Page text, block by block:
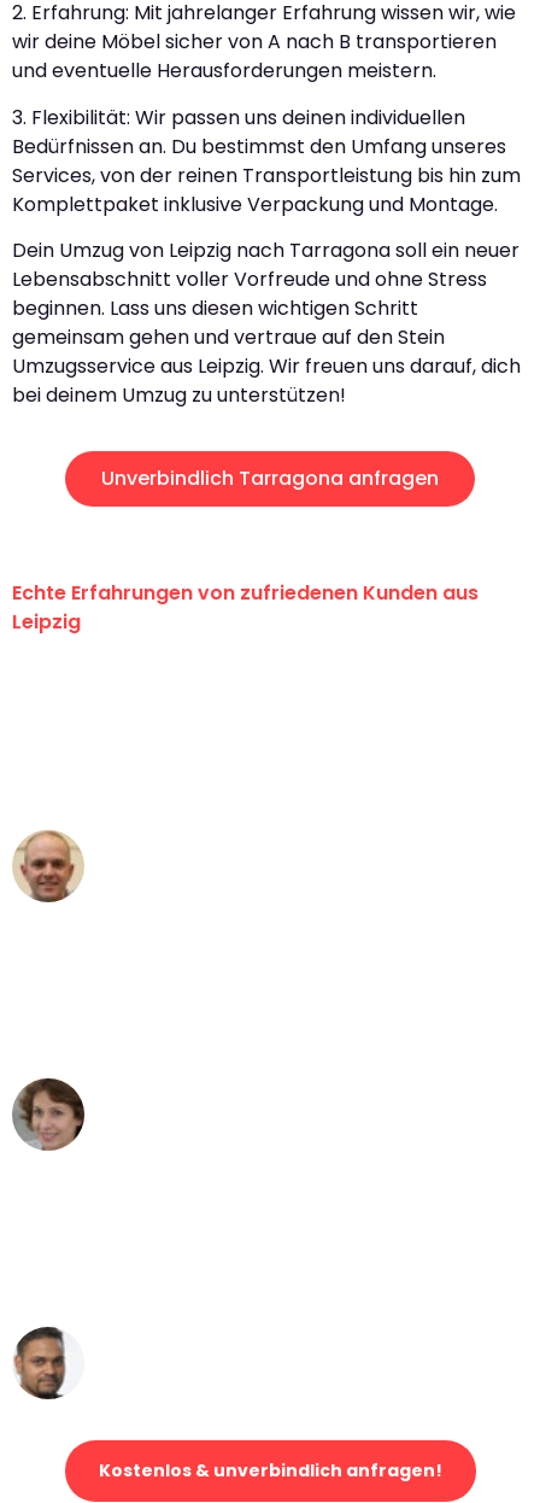
2. Erfahrung: Mit jahrelanger Erfahrung wissen wir, wie
wir deine Möbel sicher von A nach B transportieren
und eventuelle Herausforderungen meistern.
3. Flexibilität: Wir passen uns deinen individuellen
Bedürfnissen an. Du bestimmst den Umfang unseres
Services, von der reinen Transportleistung bis hin zum
Komplettpaket inklusive Verpackung und Montage.
Dein Umzug von Leipzig nach Tarragona soll ein neuer
Lebensabschnitt voller Vorfreude und ohne Stress
beginnen. Lass uns diesen wichtigen Schritt
gemeinsam gehen und vertraue auf den Stein
Umzugsservice aus Leipzig. Wir freuen uns darauf, dich
bei deinem Umzug zu unterstützen!
Unverbindlich Tarragona anfragen
Echte Erfahrungen von zufriedenen Kunden aus
Leipzig
Kostenlos & unverbindlich anfragen!